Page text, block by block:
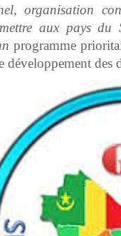
organisation
aux pays
programme
développement des